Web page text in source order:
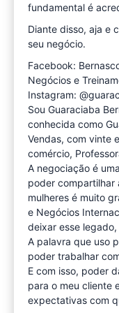
fundamental é
Diante disso, aja e
seu negócio.
Facebook:
Negócios e
Instagram:
Sou Guaraciaba
conhecida como
Vendas, com vinte
comércio,
A negociação é
poder compartilhar
mulheres é muito
e Negócios
deixar esse
A palavra que uso
poder trabalhar
E com isso, poder
para o meu cliente
expectativas com